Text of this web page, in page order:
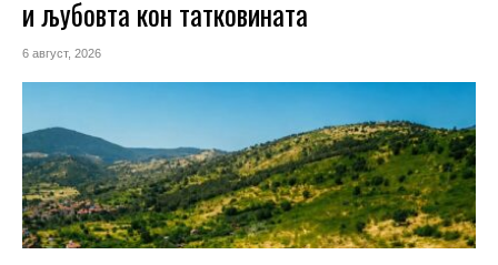
и љубовта кон татковината
6 август, 2026